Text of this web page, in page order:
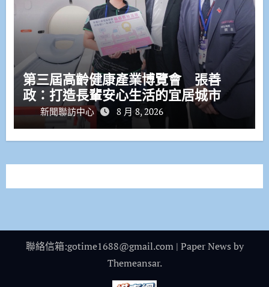
第三屆高齡健康產業博覽會 張善
政：打造長輩安心生活的宜居城市
新聞聯訪中心 8 月 8, 2026
聯絡信箱:gotime1688@gmail.com | Paper News by
Themeansar.